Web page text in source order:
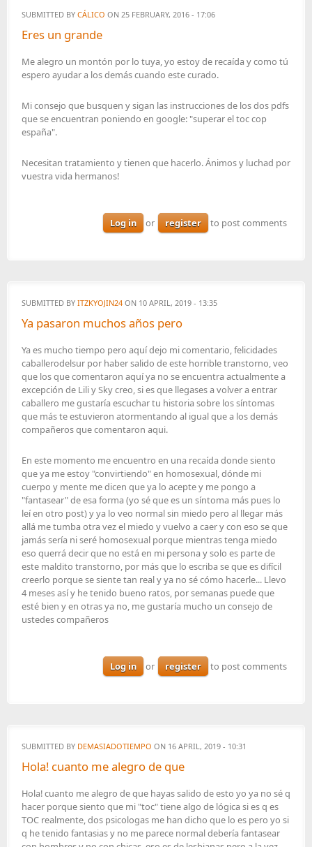
SUBMITTED BY CÁLICO ON 25 FEBRUARY, 2016 - 17:06
Eres un grande
Me alegro un montón por lo tuya, yo estoy de recaída y como tú
espero ayudar a los demás cuando este curado.
Mi consejo que busquen y sigan las instrucciones de los dos pdfs
que se encuentran poniendo en google: "superar el toc cop
españa".
Necesitan tratamiento y tienen que hacerlo. Ánimos y luchad por
vuestra vida hermanos!
Log in or register to post comments
SUBMITTED BY ITZKYOJIN24 ON 10 APRIL, 2019 - 13:35
Ya pasaron muchos años pero
Ya es mucho tiempo pero aquí dejo mi comentario, felicidades
caballerodelsur por haber salido de este horrible transtorno, veo
que los que comentaron aquí ya no se encuentra actualmente a
excepción de Lili y Sky creo, si es que llegases a volver a entrar
caballero me gustaría escuchar tu historia sobre los síntomas
que más te estuvieron atormentando al igual que a los demás
compañeros que comentaron aqui.
En este momento me encuentro en una recaída donde siento
que ya me estoy "convirtiendo" en homosexual, dónde mi
cuerpo y mente me dicen que ya lo acepte y me pongo a
"fantasear" de esa forma (yo sé que es un síntoma más pues lo
leí en otro post) y ya lo veo normal sin miedo pero al llegar más
allá me tumba otra vez el miedo y vuelvo a caer y con eso se que
jamás sería ni seré homosexual porque mientras tenga miedo
eso querrá decir que no está en mi persona y solo es parte de
este maldito transtorno, por más que lo escriba se que es difícil
creerlo porque se siente tan real y ya no sé cómo hacerle... Llevo
4 meses así y he tenido bueno ratos, por semanas puede que
esté bien y en otras ya no, me gustaría mucho un consejo de
ustedes compañeros
Log in or register to post comments
SUBMITTED BY DEMASIADOTIEMPO ON 16 APRIL, 2019 - 10:31
Hola! cuanto me alegro de que
Hola! cuanto me alegro de que hayas salido de esto yo ya no sé q
hacer porque siento que mi "toc" tiene algo de lógica si es q es
TOC realmente, dos psicologas me han dicho que lo es pero yo si
q he tenido fantasias y no me parece normal debería fantasear